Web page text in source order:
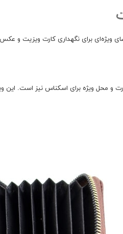
محل ویژه برای اسکناس نیز است. این